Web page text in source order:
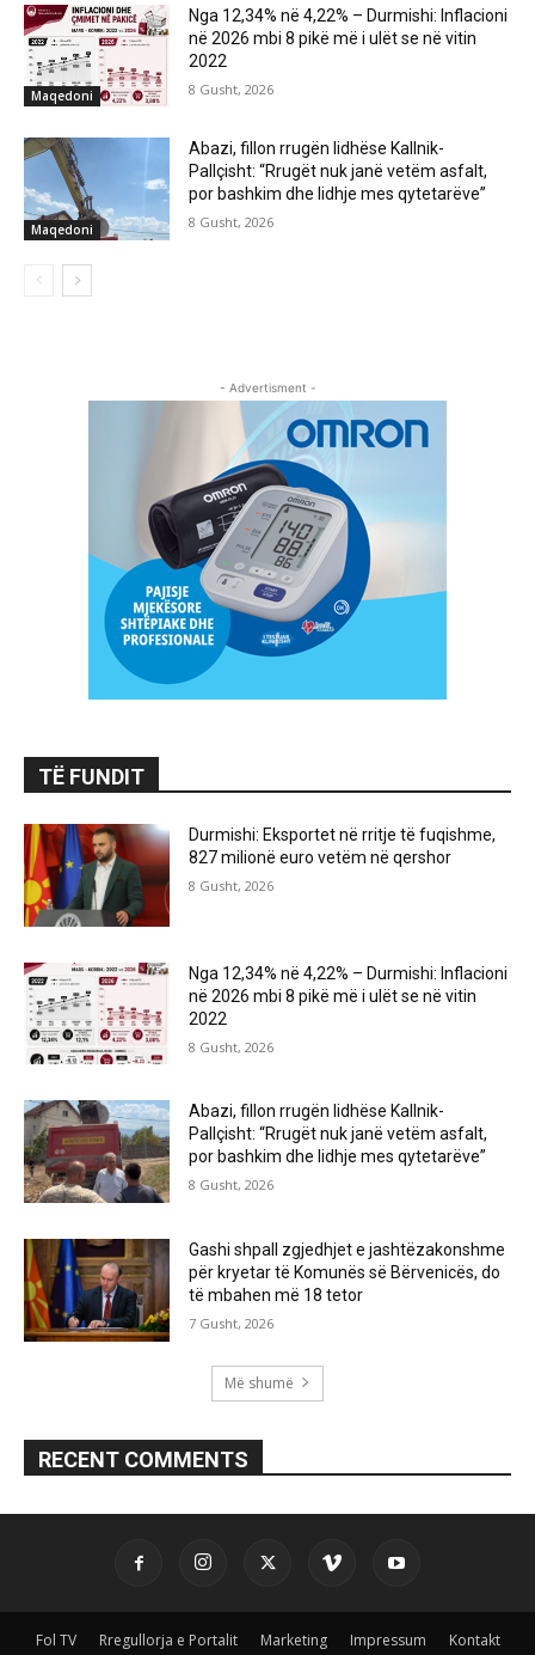
Maqedoni
Nga 12,34% në 4,22% – Durmishi: Inflacioni
në 2026 mbi 8 pikë më i ulët se në vitin
2022
8 Gusht, 2026
Maqedoni
Abazi, fillon rrugën lidhëse Kallnik-
Pallçisht: “Rrugët nuk janë vetëm asfalt,
por bashkim dhe lidhje mes qytetarëve”
8 Gusht, 2026
- Advertisment -
TË FUNDIT
Durmishi: Eksportet në rritje të fuqishme,
827 milionë euro vetëm në qershor
8 Gusht, 2026
Nga 12,34% në 4,22% – Durmishi: Inflacioni
në 2026 mbi 8 pikë më i ulët se në vitin
2022
8 Gusht, 2026
Abazi, fillon rrugën lidhëse Kallnik-
Pallçisht: “Rrugët nuk janë vetëm asfalt,
por bashkim dhe lidhje mes qytetarëve”
8 Gusht, 2026
Gashi shpall zgjedhjet e jashtëzakonshme
për kryetar të Komunës së Bërvenicës, do
të mbahen më 18 tetor
7 Gusht, 2026
Më shumë
RECENT COMMENTS
Fol TV Rregullorja e Portalit Marketing Impressum Kontakt